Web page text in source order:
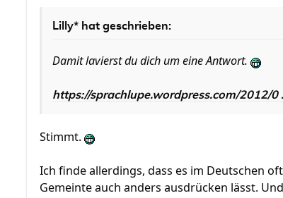
Lilly* hat geschrieben:
Damit lavierst du dich um eine Antwort.
https://sprachlupe.wordpress.com/2012/0
Stimmt.
Ich finde allerdings, dass es im Deutschen
Gemeinte auch anders ausdrücken lässt.